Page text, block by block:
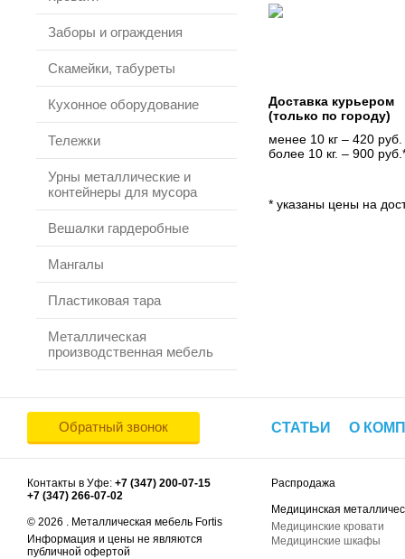
Заборы и ограждения
Скамейки, табуреты
Кухонное оборудование
Тележки
Урны металлические и
контейнеры для мусора
Вешалки гардеробные
Мангалы
Пластиковая тара
Металлическая
производственная мебель
Доставка курьером
(только по городу)
менее 10 кг – 420 руб.
более 10 кг. – 900
* указаны цены на
Обратный звонок СТАТЬИ О
Контакты в Уфе: +7 (347) 200-07-15
+7 (347) 266-07-02
© 2026 . Металлическая мебель Fortis
Информация и цены не являются
публичной офертой
Распродажа
Медицинская
Медицинские кровати
Медицинские шкафы